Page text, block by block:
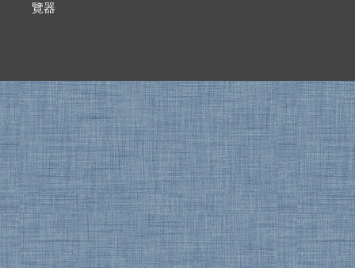
覽器